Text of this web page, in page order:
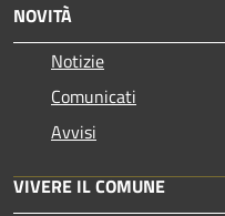
NOVITÀ
Notizie
Comunicati
Avvisi
VIVERE IL COMUNE